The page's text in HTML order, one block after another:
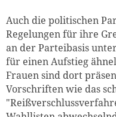
Auch die politischen
Regelungen für ihre
an der Parteibasis
für einen Aufstieg
Frauen sind dort
Vorschriften wie das